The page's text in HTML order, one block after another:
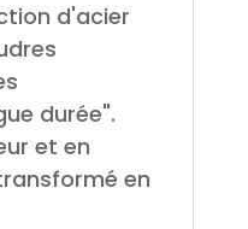
d'acier
durée".
et en
en